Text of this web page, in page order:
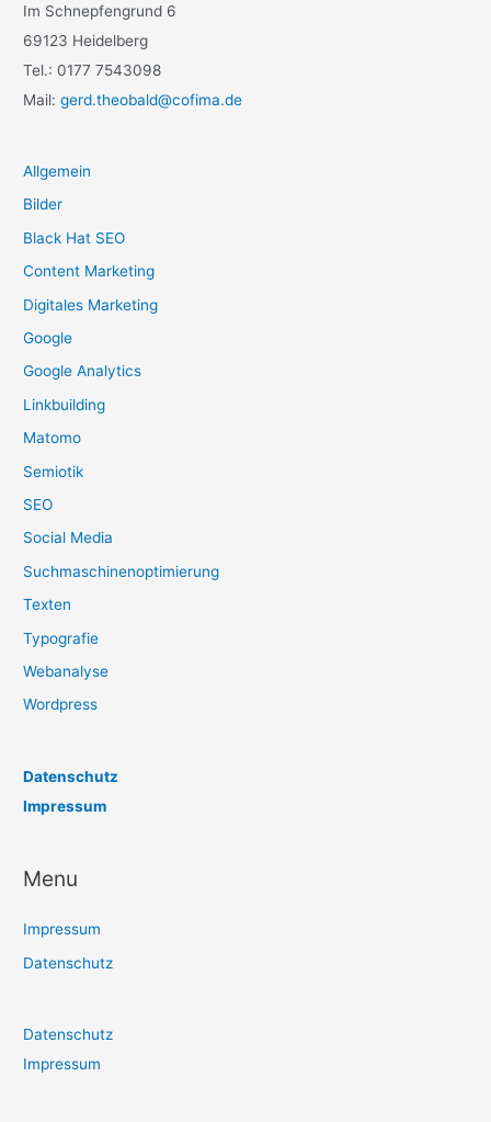
Im Schnepfengrund 6
69123 Heidelberg
Tel.: 0177 7543098
Mail:gerd.theobald@cofima.de
Allgemein
Bilder
Black Hat SEO
Content Marketing
Digitales Marketing
Google
Google Analytics
Linkbuilding
Matomo
Semiotik
SEO
Social Media
Suchmaschinenoptimierung
Texten
Typografie
Webanalyse
Wordpress
Datenschutz
Impressum
Menu
Impressum
Datenschutz
Datenschutz
Impressum